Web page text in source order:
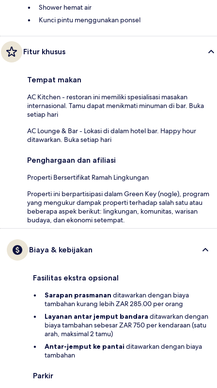
Shower hemat air
Kunci pintu menggunakan ponsel
Fitur khusus
Tempat makan
AC Kitchen - restoran ini memiliki spesialisasi masakan
internasional. Tamu dapat menikmati minuman di bar. Buka
setiap hari
AC Lounge & Bar - Lokasi di dalam hotel bar. Happy hour
ditawarkan. Buka setiap hari
Penghargaan dan afiliasi
Properti Bersertifikat Ramah Lingkungan
Properti ini berpartisipasi dalam Green Key (nogle), program
yang mengukur dampak properti terhadap salah satu atau
beberapa aspek berikut: lingkungan, komunitas, warisan
budaya, dan ekonomi setempat.
Biaya & kebijakan
Fasilitas ekstra opsional
Sarapan prasmanan ditawarkan dengan biaya
tambahan kurang lebih ZAR 285.00 per orang
Layanan antar jemput bandara ditawarkan dengan
biaya tambahan sebesar ZAR 750 per kendaraan (satu
arah, maksimal 2 tamu)
Antar-jemput ke pantai ditawarkan dengan biaya
tambahan
Parkir